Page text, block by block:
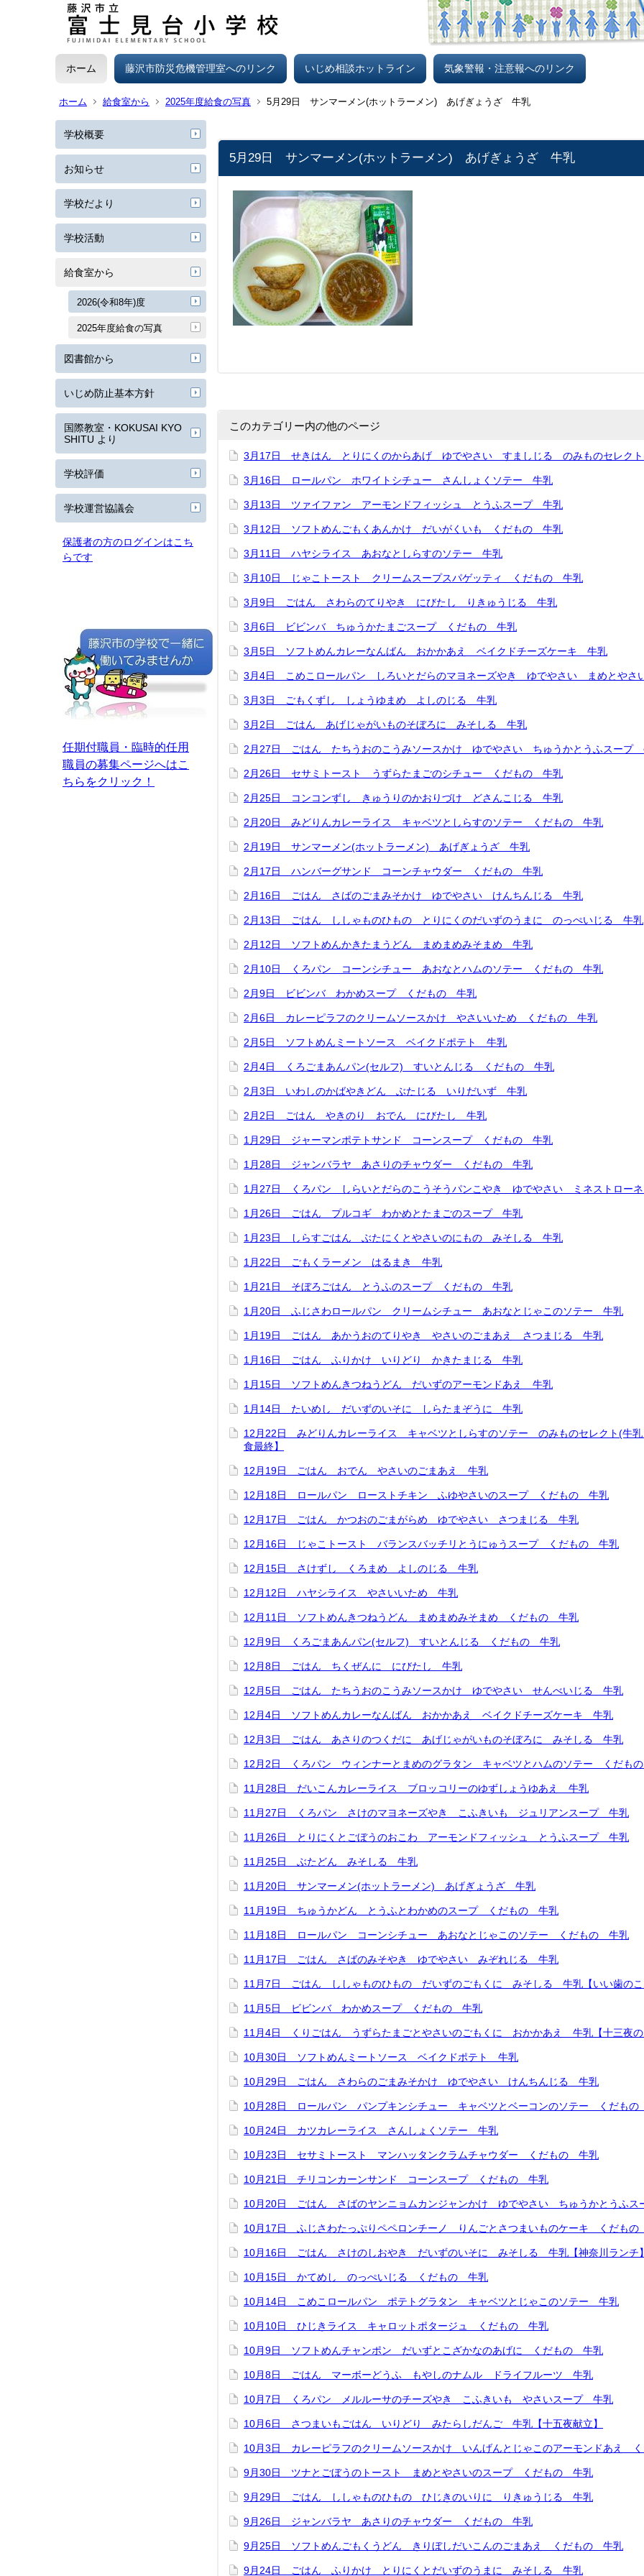
ホーム 藤沢市防災危機管理室へのリンク いじめ相談ホットライン 気象警報・注意報へのリンク
ホーム 給食室から 2025年度給食の写真 5月29日 サンマーメン(ホットラーメン) あげぎょうざ 牛乳
学校概要
お知らせ
学校だより
学校活動
給食室から
2026(令和8年)度
2025年度給食の写真
図書館から
いじめ防止基本方針
国際教室・KOKUSAI KYO
SHITU より
学校評価
学校運営協議会
保護者の方のログインはこち
らです
任期付職員・臨時的任用
職員の募集ページへはこ
ちらをクリック！
5月29日 サンマーメン(ホットラーメン) あげぎょうざ 牛乳
このカテゴリー内の他のページ
3月17日 せきはん とりにくのからあげ ゆでやさい すましじる のみものセレクト(
3月16日 ロールパン ホワイトシチュー さんしょくソテー 牛乳
3月13日 ツァイファン アーモンドフィッシュ とうふスープ 牛乳
3月12日 ソフトめんごもくあんかけ だいがくいも くだもの 牛乳
3月11日 ハヤシライス あおなとしらすのソテー 牛乳
3月10日 じゃこトースト クリームスープスパゲッティ くだもの 牛乳
3月9日 ごはん さわらのてりやき にびたし りきゅうじる 牛乳
3月6日 ビビンバ ちゅうかたまごスープ くだもの 牛乳
3月5日 ソフトめんカレーなんばん おかかあえ ベイクドチーズケーキ 牛乳
3月4日 こめこロールパン しろいとだらのマヨネーズやき ゆでやさい まめとやさ
3月3日 ごもくずし しょうゆまめ よしのじる 牛乳
3月2日 ごはん あげじゃがいものそぼろに みそしる 牛乳
2月27日 ごはん たちうおのこうみソースかけ ゆでやさい ちゅうかとうふスープ
2月26日 セサミトースト うずらたまごのシチュー くだもの 牛乳
2月25日 コンコンずし きゅうりのかおりづけ どさんこじる 牛乳
2月20日 みどりんカレーライス キャベツとしらすのソテー くだもの 牛乳
2月19日 サンマーメン(ホットラーメン) あげぎょうざ 牛乳
2月17日 ハンバーグサンド コーンチャウダー くだもの 牛乳
2月16日 ごはん さばのごまみそかけ ゆでやさい けんちんじる 牛乳
2月13日 ごはん ししゃものひもの とりにくのだいずのうまに のっぺいじる 牛乳
2月12日 ソフトめんかきたまうどん まめまめみそまめ 牛乳
2月10日 くろパン コーンシチュー あおなとハムのソテー くだもの 牛乳
2月9日 ビビンバ わかめスープ くだもの 牛乳
2月6日 カレーピラフのクリームソースかけ やさいいため くだもの 牛乳
2月5日 ソフトめんミートソース ベイクドポテト 牛乳
2月4日 くろごまあんパン(セルフ) すいとんじる くだもの 牛乳
2月3日 いわしのかばやきどん ぶたじる いりだいず 牛乳
2月2日 ごはん やきのり おでん にびたし 牛乳
1月29日 ジャーマンポテトサンド コーンスープ くだもの 牛乳
1月28日 ジャンバラヤ あさりのチャウダー くだもの 牛乳
1月27日 くろパン しらいとだらのこうそうパンこやき ゆでやさい ミネストロー
1月26日 ごはん プルコギ わかめとたまごのスープ 牛乳
1月23日 しらすごはん ぶたにくとやさいのにもの みそしる 牛乳
1月22日 ごもくラーメン はるまき 牛乳
1月21日 そぼろごはん とうふのスープ くだもの 牛乳
1月20日 ふじさわロールパン クリームシチュー あおなとじゃこのソテー 牛乳
1月19日 ごはん あかうおのてりやき やさいのごまあえ さつまじる 牛乳
1月16日 ごはん ふりかけ いりどり かきたまじる 牛乳
1月15日 ソフトめんきつねうどん だいずのアーモンドあえ 牛乳
1月14日 たいめし だいずのいそに しらたまぞうに 牛乳
12月22日 みどりんカレーライス キャベツとしらすのソテー のみものセレクト(牛乳
食最終】
12月19日 ごはん おでん やさいのごまあえ 牛乳
12月18日 ロールパン ローストチキン ふゆやさいのスープ くだもの 牛乳
12月17日 ごはん かつおのごまがらめ ゆでやさい さつまじる 牛乳
12月16日 じゃこトースト バランスバッチリとうにゅうスープ くだもの 牛乳
12月15日 さけずし くろまめ よしのじる 牛乳
12月12日 ハヤシライス やさいいため 牛乳
12月11日 ソフトめんきつねうどん まめまめみそまめ くだもの 牛乳
12月9日 くろごまあんパン(セルフ) すいとんじる くだもの 牛乳
12月8日 ごはん ちくぜんに にびたし 牛乳
12月5日 ごはん たちうおのこうみソースかけ ゆでやさい せんべいじる 牛乳
12月4日 ソフトめんカレーなんばん おかかあえ ベイクドチーズケーキ 牛乳
12月3日 ごはん あさりのつくだに あげじゃがいものそぼろに みそしる 牛乳
12月2日 くろパン ウィンナーとまめのグラタン キャベツとハムのソテー くだも
11月28日 だいこんカレーライス ブロッコリーのゆずしょうゆあえ 牛乳
11月27日 くろパン さけのマヨネーズやき こふきいも ジュリアンスープ 牛乳
11月26日 とりにくとごぼうのおこわ アーモンドフィッシュ とうふスープ 牛乳
11月25日 ぶたどん みそしる 牛乳
11月20日 サンマーメン(ホットラーメン) あげぎょうざ 牛乳
11月19日 ちゅうかどん とうふとわかめのスープ くだもの 牛乳
11月18日 ロールパン コーンシチュー あおなとじゃこのソテー くだもの 牛乳
11月17日 ごはん さばのみそやき ゆでやさい みぞれじる 牛乳
11月7日 ごはん ししゃものひもの だいずのごもくに みそしる 牛乳【いい歯のこ
11月5日 ビビンバ わかめスープ くだもの 牛乳
11月4日 くりごはん うずらたまごとやさいのごもくに おかかあえ 牛乳【十三夜の
10月30日 ソフトめんミートソース ベイクドポテト 牛乳
10月29日 ごはん さわらのごまみそかけ ゆでやさい けんちんじる 牛乳
10月28日 ロールパン パンプキンシチュー キャベツとベーコンのソテー くだも
10月24日 カツカレーライス さんしょくソテー 牛乳
10月23日 セサミトースト マンハッタンクラムチャウダー くだもの 牛乳
10月21日 チリコンカーンサンド コーンスープ くだもの 牛乳
10月20日 ごはん さばのヤンニョムカンジャンかけ ゆでやさい ちゅうかとうふ
10月17日 ふじさわたっぷりペペロンチーノ りんごとさつまいものケーキ くだも
10月16日 ごはん さけのしおやき だいずのいそに みそしる 牛乳【神奈川ランチ
10月15日 かてめし のっぺいじる くだもの 牛乳
10月14日 こめこロールパン ポテトグラタン キャベツとじゃこのソテー 牛乳
10月10日 ひじきライス キャロットポタージュ くだもの 牛乳
10月9日 ソフトめんチャンポン だいずとこざかなのあげに くだもの 牛乳
10月8日 ごはん マーボーどうふ もやしのナムル ドライフルーツ 牛乳
10月7日 くろパン メルルーサのチーズやき こふきいも やさいスープ 牛乳
10月6日 さつまいもごはん いりどり みたらしだんご 牛乳【十五夜献立】
10月3日 カレーピラフのクリームソースかけ いんげんとじゃこのアーモンドあえ
9月30日 ツナとごぼうのトースト まめとやさいのスープ くだもの 牛乳
9月29日 ごはん ししゃものひもの ひじきのいりに りきゅうじる 牛乳
9月26日 ジャンバラヤ あさりのチャウダー くだもの 牛乳
9月25日 ソフトめんごもくうどん きりぼしだいこんのごまあえ くだもの 牛乳
9月24日 ごはん ふりかけ とりにくとだいずのうまに みそしる 牛乳